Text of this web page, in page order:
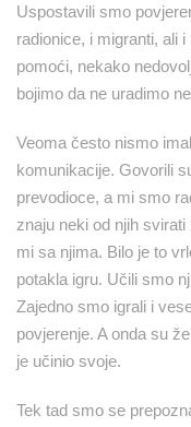
Uspostavili smo
radionice, i migranti, ali
pomoći, nekako
bojimo da ne uradimo
Veoma često nismo
komunikacije. Govorili
prevodioce, a mi smo
znaju neki od njih
mi sa njima. Bilo je to
potakla igru. Učili smo
Zajedno smo igrali i
povjerenje. A onda su
je učinio svoje.
Tek tad smo se